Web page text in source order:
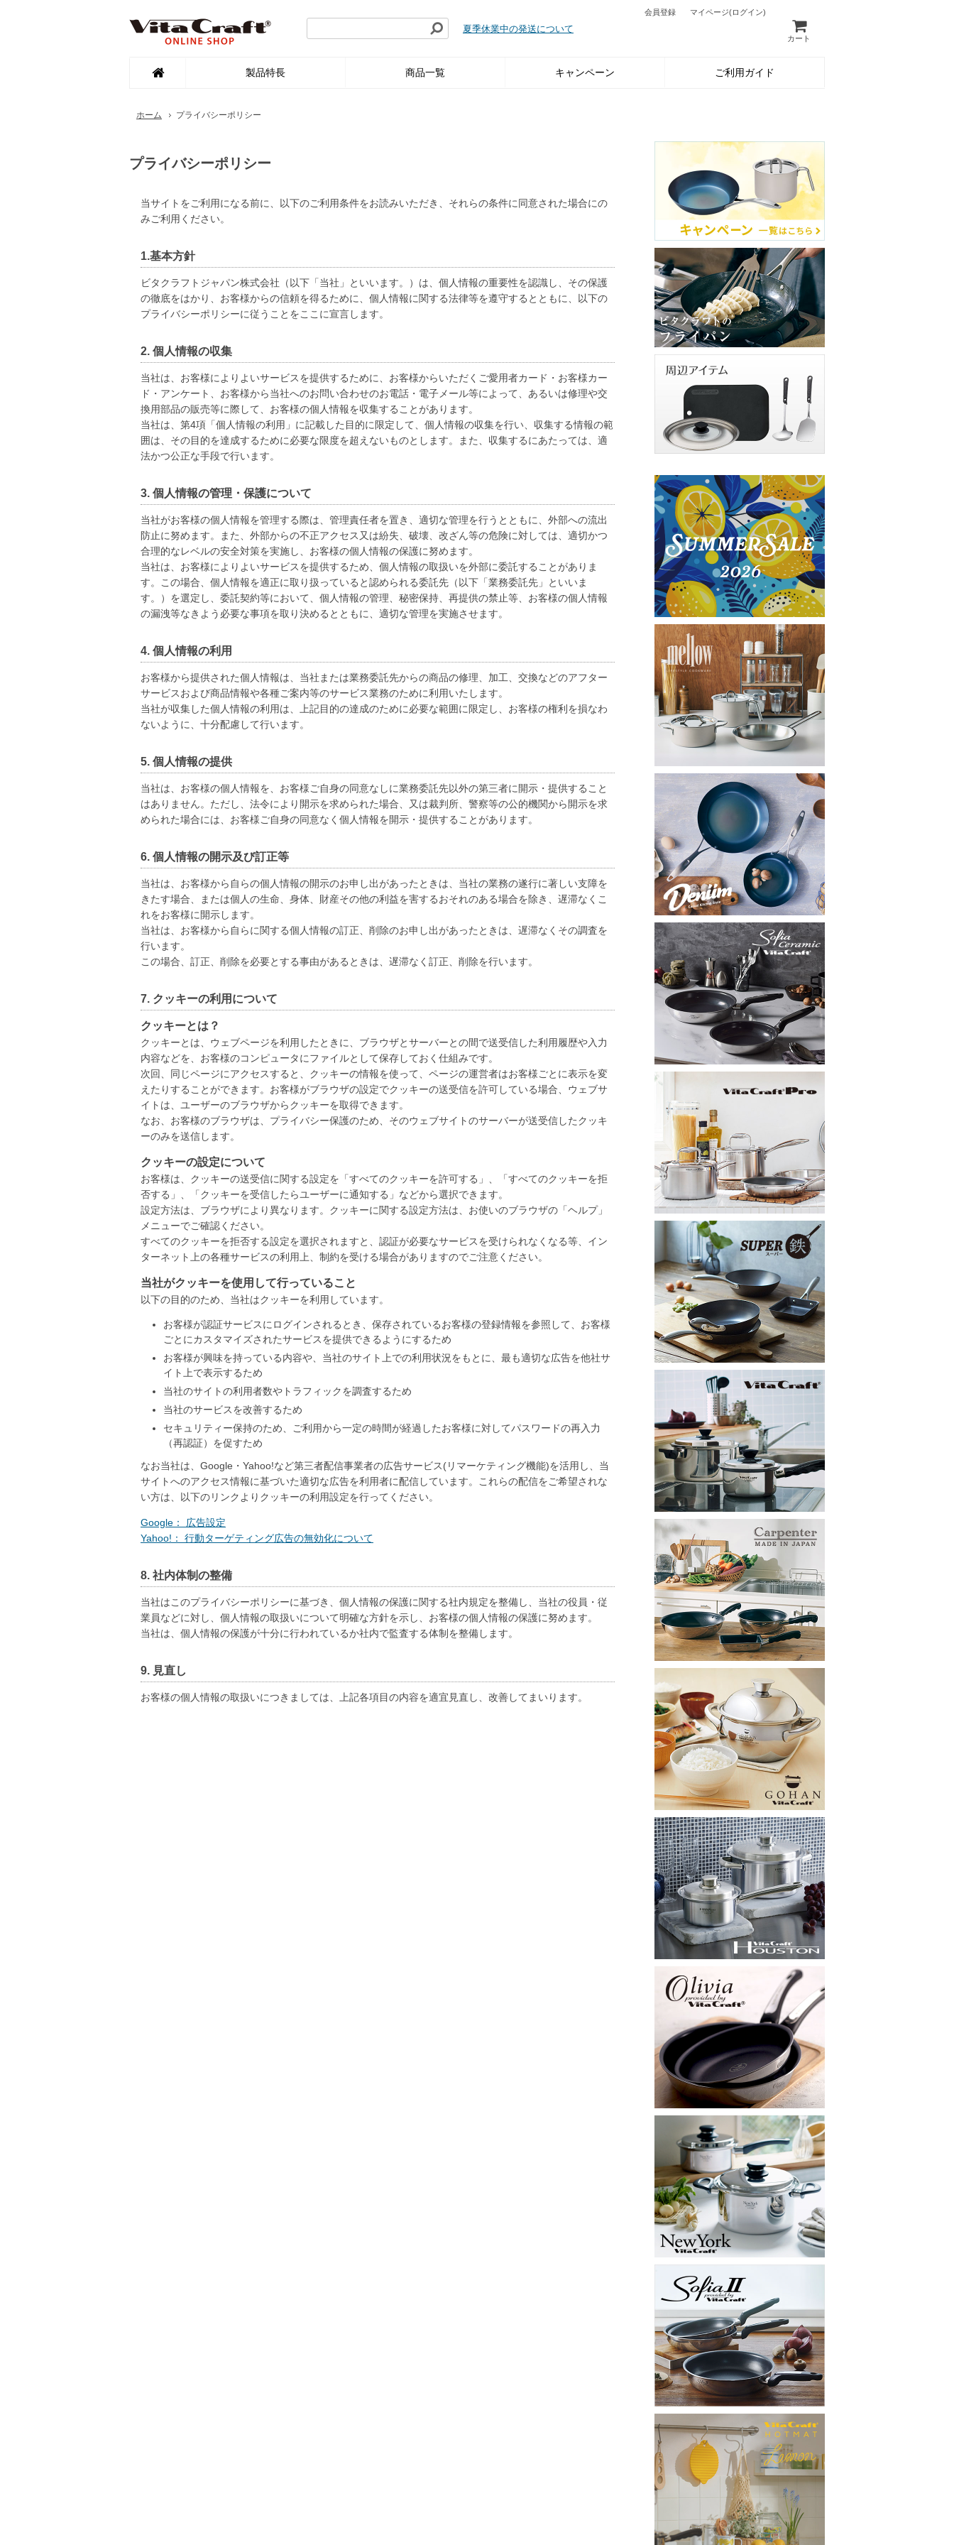
夏季休業中の発送について
会員登録 マイページ(ログイン)
カート
製品特長 商品一覧 キャンペーン ご利用ガイド
ホーム プライバシーポリシー
プライバシーポリシー
当サイトをご利用になる前に、以下のご利用条件をお読みいただき、それらの条件に同意された場合にの
みご利用ください。
1.基本方針
ビタクラフトジャパン株式会社（以下「当社」といいます。）は、個人情報の重要性を認識し、その保護
の徹底をはかり、お客様からの信頼を得るために、個人情報に関する法律等を遵守するとともに、以下の
プライバシーポリシーに従うことをここに宣言します。
2. 個人情報の収集
当社は、お客様によりよいサービスを提供するために、お客様からいただくご愛用者カード・お客様カー
ド・アンケート、お客様から当社へのお問い合わせのお電話・電子メール等によって、あるいは修理や交
換用部品の販売等に際して、お客様の個人情報を収集することがあります。
当社は、第4項「個人情報の利用」に記載した目的に限定して、個人情報の収集を行い、収集する情報の範
囲は、その目的を達成するために必要な限度を超えないものとします。また、収集するにあたっては、適
法かつ公正な手段で行います。
3. 個人情報の管理・保護について
当社がお客様の個人情報を管理する際は、管理責任者を置き、適切な管理を行うとともに、外部への流出
防止に努めます。また、外部からの不正アクセス又は紛失、破壊、改ざん等の危険に対しては、適切かつ
合理的なレベルの安全対策を実施し、お客様の個人情報の保護に努めます。
当社は、お客様によりよいサービスを提供するため、個人情報の取扱いを外部に委託することがありま
す。この場合、個人情報を適正に取り扱っていると認められる委託先（以下「業務委託先」といいま
す。）を選定し、委託契約等において、個人情報の管理、秘密保持、再提供の禁止等、お客様の個人情報
の漏洩等なきよう必要な事項を取り決めるとともに、適切な管理を実施させます。
4. 個人情報の利用
お客様から提供された個人情報は、当社または業務委託先からの商品の修理、加工、交換などのアフター
サービスおよび商品情報や各種ご案内等のサービス業務のために利用いたします。
当社が収集した個人情報の利用は、上記目的の達成のために必要な範囲に限定し、お客様の権利を損なわ
ないように、十分配慮して行います。
5. 個人情報の提供
当社は、お客様の個人情報を、お客様ご自身の同意なしに業務委託先以外の第三者に開示・提供すること
はありません。ただし、法令により開示を求められた場合、又は裁判所、警察等の公的機関から開示を求
められた場合には、お客様ご自身の同意なく個人情報を開示・提供することがあります。
6. 個人情報の開示及び訂正等
当社は、お客様から自らの個人情報の開示のお申し出があったときは、当社の業務の遂行に著しい支障を
きたす場合、または個人の生命、身体、財産その他の利益を害するおそれのある場合を除き、遅滞なくこ
れをお客様に開示します。
当社は、お客様から自らに関する個人情報の訂正、削除のお申し出があったときは、遅滞なくその調査を
行います。
この場合、訂正、削除を必要とする事由があるときは、遅滞なく訂正、削除を行います。
7. クッキーの利用について
クッキーとは？
クッキーとは、ウェブページを利用したときに、ブラウザとサーバーとの間で送受信した利用履歴や入力
内容などを、お客様のコンピュータにファイルとして保存しておく仕組みです。
次回、同じページにアクセスすると、クッキーの情報を使って、ページの運営者はお客様ごとに表示を変
えたりすることができます。お客様がブラウザの設定でクッキーの送受信を許可している場合、ウェブサ
イトは、ユーザーのブラウザからクッキーを取得できます。
なお、お客様のブラウザは、プライバシー保護のため、そのウェブサイトのサーバーが送受信したクッキ
ーのみを送信します。
クッキーの設定について
お客様は、クッキーの送受信に関する設定を「すべてのクッキーを許可する」、「すべてのクッキーを拒
否する」、「クッキーを受信したらユーザーに通知する」などから選択できます。
設定方法は、ブラウザにより異なります。クッキーに関する設定方法は、お使いのブラウザの「ヘルプ」
メニューでご確認ください。
すべてのクッキーを拒否する設定を選択されますと、認証が必要なサービスを受けられなくなる等、イン
ターネット上の各種サービスの利用上、制約を受ける場合がありますのでご注意ください。
当社がクッキーを使用して行っていること
以下の目的のため、当社はクッキーを利用しています。
お客様が認証サービスにログインされるとき、保存されているお客様の登録情報を参照して、お客様
ごとにカスタマイズされたサービスを提供できるようにするため
お客様が興味を持っている内容や、当社のサイト上での利用状況をもとに、最も適切な広告を他社サ
イト上で表示するため
当社のサイトの利用者数やトラフィックを調査するため
当社のサービスを改善するため
セキュリティー保持のため、ご利用から一定の時間が経過したお客様に対してパスワードの再入力
（再認証）を促すため
なお当社は、Google・Yahoo!など第三者配信事業者の広告サービス(リマーケティング機能)を活用し、当
サイトへのアクセス情報に基づいた適切な広告を利用者に配信しています。これらの配信をご希望されな
い方は、以下のリンクよりクッキーの利用設定を行ってください。
Google： 広告設定
Yahoo!： 行動ターゲティング広告の無効化について
8. 社内体制の整備
当社はこのプライバシーポリシーに基づき、個人情報の保護に関する社内規定を整備し、当社の役員・従
業員などに対し、個人情報の取扱いについて明確な方針を示し、お客様の個人情報の保護に努めます。
当社は、個人情報の保護が十分に行われているか社内で監査する体制を整備します。
9. 見直し
お客様の個人情報の取扱いにつきましては、上記各項目の内容を適宜見直し、改善してまいります。